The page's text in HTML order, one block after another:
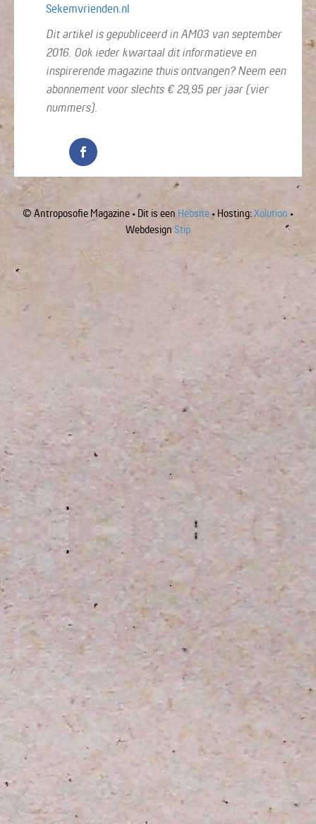
Sekemvrienden.nl
Dit artikel is gepubliceerd in AM03 van september
2016. Ook ieder kwartaal dit informatieve en
inspirerende magazine thuis ontvangen? Neem een
abonnement voor slechts € 29,95 per jaar (vier
nummers).
© Antroposofie Magazine • Dit is een Hebsite • Hosting:Xolution •
Webdesign Stip